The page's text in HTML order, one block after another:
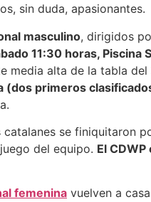
sin duda, apasionantes.
masculino, dirigidos
11:30 horas, Piscina
media alta de la tabla
(dos primeros
se finiquitaron
del equipo. El
femenina vuelven a